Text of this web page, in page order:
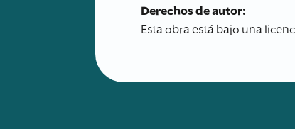
Derechos de autor:
Esta obra está bajo una